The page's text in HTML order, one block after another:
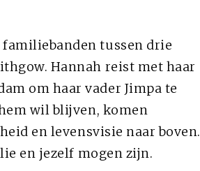
familiebanden tussen drie
Hannah reist met haar
om haar vader Jimpa te
wil blijven, komen
en levensvisie naar boven.
en jezelf mogen zijn.